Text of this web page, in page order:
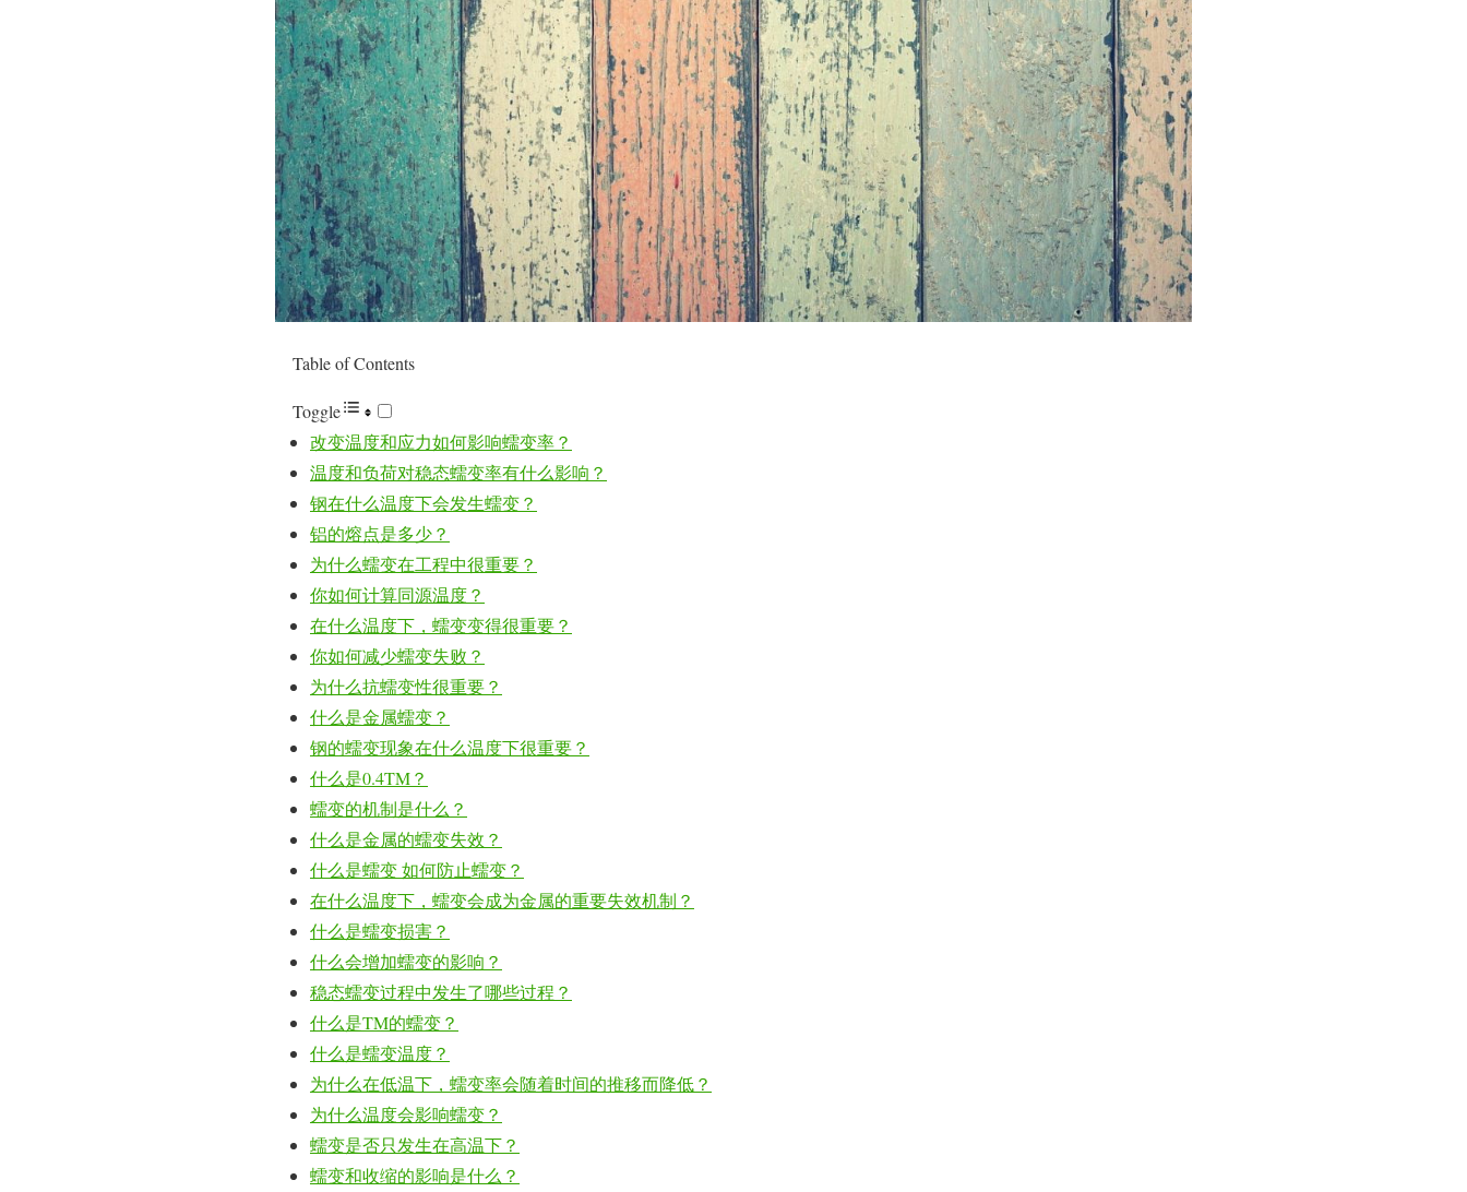
Table of Contents
Toggle
改变温度和应力如何影响蠕变率？
温度和负荷对稳态蠕变率有什么影响？
钢在什么温度下会发生蠕变？
铝的熔点是多少？
为什么蠕变在工程中很重要？
你如何计算同源温度？
在什么温度下，蠕变变得很重要？
你如何减少蠕变失败？
为什么抗蠕变性很重要？
什么是金属蠕变？
钢的蠕变现象在什么温度下很重要？
什么是0.4TM？
蠕变的机制是什么？
什么是金属的蠕变失效？
什么是蠕变 如何防止蠕变？
在什么温度下，蠕变会成为金属的重要失效机制？
什么是蠕变损害？
什么会增加蠕变的影响？
稳态蠕变过程中发生了哪些过程？
什么是TM的蠕变？
什么是蠕变温度？
为什么在低温下，蠕变率会随着时间的推移而降低？
为什么温度会影响蠕变？
蠕变是否只发生在高温下？
蠕变和收缩的影响是什么？